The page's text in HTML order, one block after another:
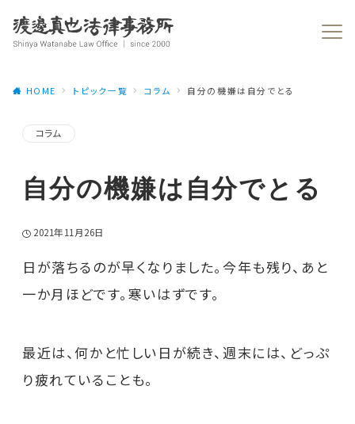
HOME トピック一覧 コラム 自分の機嫌は自分でとる
コラム
自分の機嫌は自分でとる
2021年11月26日
日が落ちるのが早くなりました。今年も残り、あと
一か月ほどです。寒いはずです。
最近は、何かと忙しい日が続き、週末には、どっぷ
り疲れていることも。